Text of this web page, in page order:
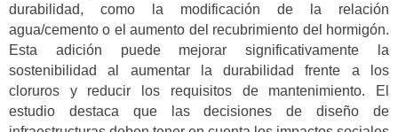
durabilidad, como la modificación de la relación
agua/cemento o el aumento del recubrimiento del hormigón.
Esta adición puede mejorar significativamente la
sostenibilidad al aumentar la durabilidad frente a los
cloruros y reducir los requisitos de mantenimiento. El
estudio destaca que las decisiones de diseño de